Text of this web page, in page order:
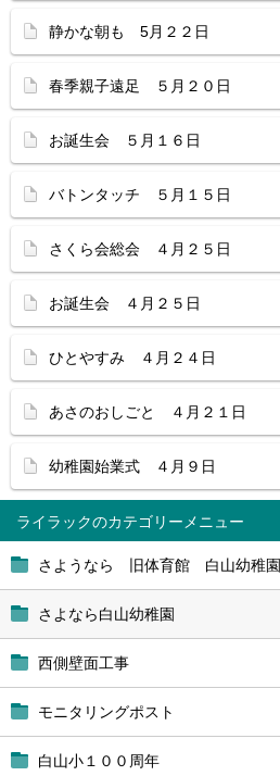
ライラック
さようなら 旧体育館 白山幼稚園
さよなら白山幼稚園
西側壁面工事
モニタリングポスト
白山小１００周年
静かな朝も 5月２２日
春季親子遠足 ５月２０日
お誕生会 ５月１６日
バトンタッチ ５月１５日
さくら会総会 ４月２５日
お誕生会 ４月２５日
ひとやすみ ４月２４日
あさのおしごと ４月２１日
幼稚園始業式 ４月９日